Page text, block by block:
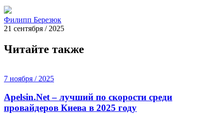
Филипп Березюк
21 сентября / 2025
Читайте также
7 ноября / 2025
Apelsin.Net – лучший по скорости среди
провайдеров Киева в 2025 году